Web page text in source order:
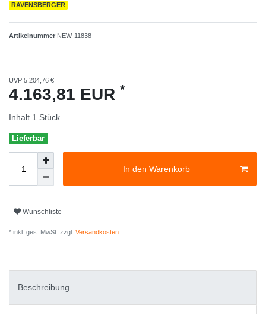
RAVENSBERGER
Artikelnummer NEW-11838
UVP 5.204,76 €
4.163,81 EUR *
Inhalt 1 Stück
Lieferbar
In den Warenkorb
Wunschliste
* inkl. ges. MwSt. zzgl. Versandkosten
Beschreibung